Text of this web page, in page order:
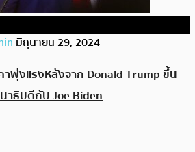
มิถุนายน 29, 2024
าพุ่งแรงหลังจาก Donald Trump ขึ้น
าธิบดีกับ Joe Biden